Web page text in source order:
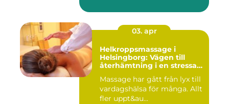
03. apr
Helkroppsmassage i
Helsingborg: Vägen till
återhämtning i en stressad
Massage har gått från lyx till
vardagshälsa för många. Allt
fler uppt&au...